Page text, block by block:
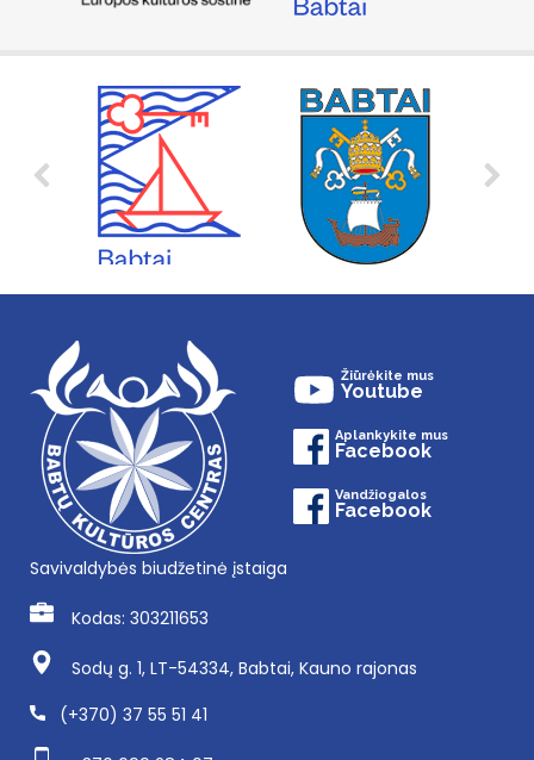
Žiūrėkite mus
Youtube
Aplankykite mus
Facebook
Vandžiogalos
Facebook
Savivaldybės biudžetinė įstaiga
Kodas: 303211653
Sodų g. 1, LT-54334, Babtai, Kauno rajonas
(+370) 37 55 51 41